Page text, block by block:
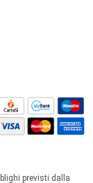
previsti dalla